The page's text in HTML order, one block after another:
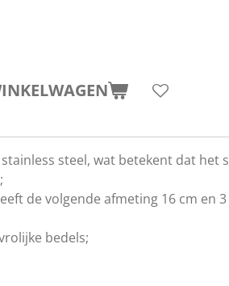
steel, wat betekent dat het
de volgende afmeting 16 cm en
bedels;